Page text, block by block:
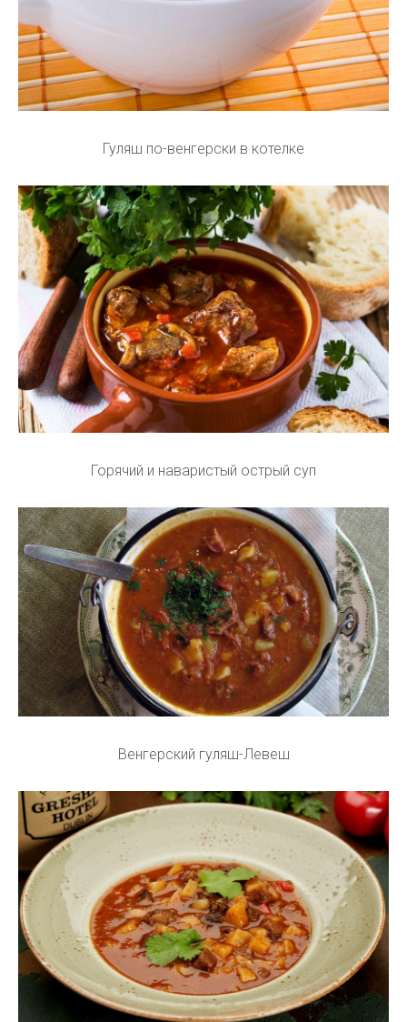
Гуляш по-венгерски в котелке
Горячий и наваристый острый суп
Венгерский гуляш-Левеш